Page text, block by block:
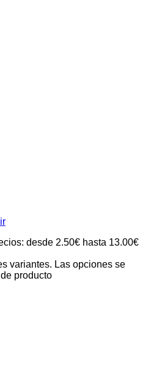
desde 2.50€ hasta 13.00€
variantes. Las opciones se
producto